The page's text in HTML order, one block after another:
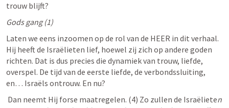
trouw blijft?
Gods gang (1)
Laten we eens inzoomen op de rol van de HEER in dit verhaal.
Hij heeft de Israëlieten lief, hoewel zij zich op andere goden
richten. Dat is dus precies die dynamiek van trouw, liefde,
overspel. De tijd van de eerste liefde, de verbondssluiting,
en… Israëls ontrouw. En nu?
Dan neemt Hij forse maatregelen. (4) Zo zullen de Israëlieten